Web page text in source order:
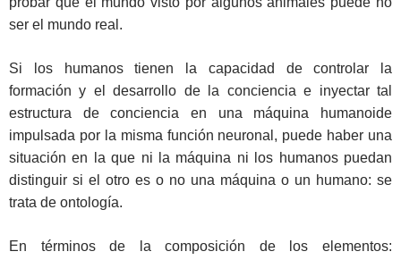
ser el mundo real.
Si los humanos tienen la capacidad de controlar la
formación y el desarrollo de la conciencia e inyectar tal
estructura de conciencia en una máquina humanoide
impulsada por la misma función neuronal, puede haber una
situación en la que ni la máquina ni los humanos puedan
distinguir si el otro es o no una máquina o un humano: se
trata de ontología.
En términos de la composición de los elementos: